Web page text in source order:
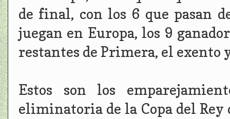
de final, con los 6 que pasan
juegan en Europa, los 9
restantes de Primera, el exento
Estos son los
eliminatoria de la Copa del Rey